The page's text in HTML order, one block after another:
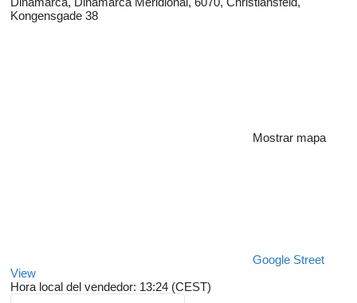
Kongensgade 38
Mostrar mapa
Google Street
View
Hora local del vendedor: 13:24 (CEST)